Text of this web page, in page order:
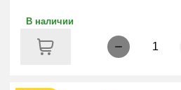
В наличии
1